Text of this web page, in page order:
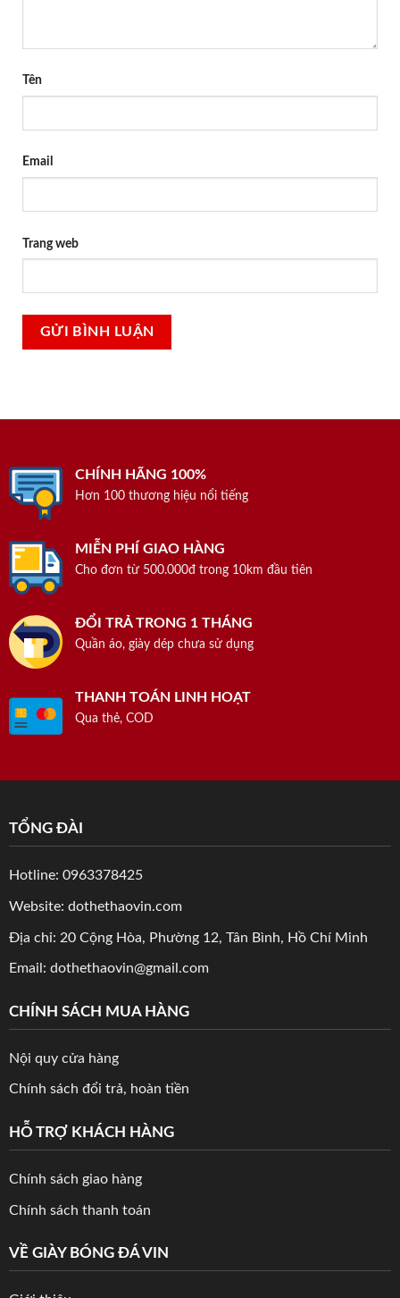
Tên
Email
Trang web
CHÍNH HÃNG 100%
Hơn 100 thương hiệu nổi tiếng
MIỄN PHÍ GIAO HÀNG
Cho đơn từ 500.000đ trong 10km đầu tiên
ĐỔI TRẢ TRONG 1 THÁNG
Quần áo, giày dép chưa sử dụng
THANH TOÁN LINH HOẠT
Qua thẻ, COD
TỔNG ĐÀI
Hotline: 0963378425
Website: dothethaovin.com
Địa chỉ: 20 Cộng Hòa, Phường 12, Tân Bình, Hồ Chí Minh
Email: dothethaovin@gmail.com
CHÍNH SÁCH MUA HÀNG
Nội quy cửa hàng
Chính sách đổi trả, hoàn tiền
HỖ TRỢ KHÁCH HÀNG
Chính sách giao hàng
Chính sách thanh toán
VỀ GIÀY BÓNG ĐÁ VIN